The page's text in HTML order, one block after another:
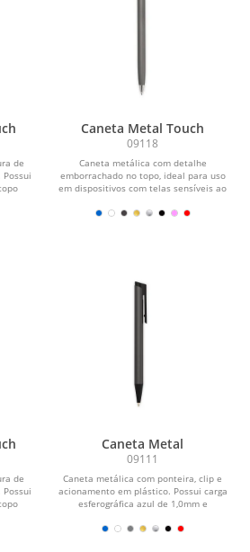
de
Caneta Metal Touch
09118
Caneta metálica com detalhe
emborrachado no topo, ideal para uso
em dispositivos com telas sensíveis ao
de
Caneta Metal
09111
Caneta metálica com ponteira, clip e
acionamento em plástico. Possui carga
esferográfica azul de 1,0mm e